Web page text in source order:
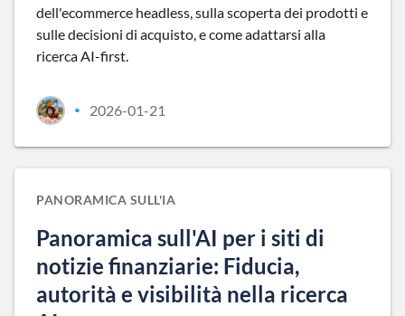
dell'ecommerce headless, sulla scoperta dei prodotti e
sulle decisioni di acquisto, e come adattarsi alla
ricerca AI-first.
• 2026-01-21
PANORAMICA SULL'IA
Panoramica sull'AI per i siti di
notizie finanziarie: Fiducia,
autorità e visibilità nella ricerca